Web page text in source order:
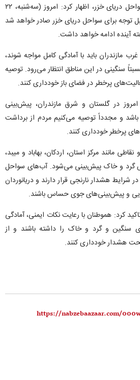
وقوع بارش‌های سنگین در سواحل دریای خزر، اظهار کرد: امروز (سه‌شنبه، ۲۲
توجه برای سواحل دریای خزر صادر خواهد شد
آینده ادامه خواهد داشت.
مازندران باید با آمادگی کامل مواجه شوند،
سنگینی در این مناطق انتظار می‌رود. توصیه
پرخطر در فضای باز خودداری کنند.
در گلستان و شرق مازندران، پیش‌بینی
و مجدداً توصیه می‌کنیم مردم از برداشت
پرخطر خودداری کنند.
مانند مرکز استان، اردکان، بهاباد و میبد،
گرد و خاک پیش‌بینی می‌شود. آب‌های سواحل
شرایط هشدار نارنجی قرار دارند و دریانوردان
و پیش‌بینی‌های جوی حساس باشند.
کرد: هموطنان با رعایت نکات ایمنی، آمادگی
سنگین و گرد و خاک را داشته باشند و از
هشدار خودداری کنند.